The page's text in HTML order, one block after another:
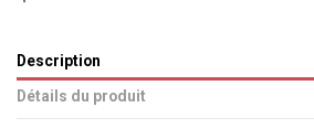
Description
Détails du produit